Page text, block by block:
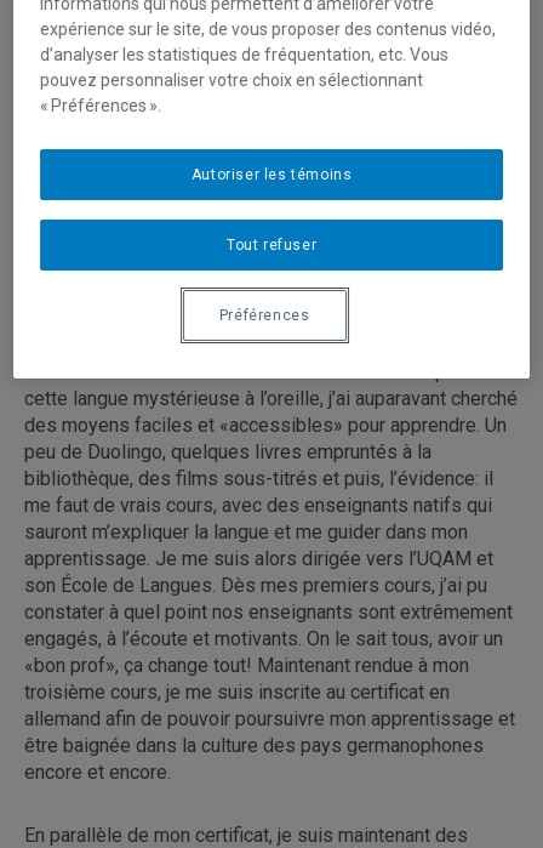
Avec un grand-père allemand et une grand-mère
absolument fan de l’Allemagne, le désir d’apprendre
l’allemand m’a toujours animée à travers les années. La
langue s’est distillée dans notre famille, jusqu’à ma
génération, où plus personne ne le parle à la maison. Ayant
cette langue mystérieuse à l’oreille, j’ai auparavant cherché
des moyens faciles et «accessibles» pour apprendre. Un
peu de Duolingo, quelques livres empruntés à la
bibliothèque, des films sous-titrés et puis, l’évidence: il
me faut de vrais cours, avec des enseignants natifs qui
sauront m’expliquer la langue et me guider dans mon
apprentissage. Je me suis alors dirigée vers l’UQAM et
son École de Langues. Dès mes premiers cours, j’ai pu
constater à quel point nos enseignants sont extrêmement
engagés, à l’écoute et motivants. On le sait tous, avoir un
«bon prof», ça change tout! Maintenant rendue à mon
troisième cours, je me suis inscrite au certificat en
allemand afin de pouvoir poursuivre mon apprentissage et
être baignée dans la culture des pays germanophones
encore et encore.
En parallèle de mon certificat, je suis maintenant des
expérience sur le site, de vous proposer des contenus vidéo,
d’analyser les statistiques de fréquentation, etc. Vous
pouvez personnaliser votre choix en sélectionnant
« Préférences ».
Tout refuser
Autoriser les témoins
Préférences